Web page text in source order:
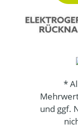
*
und ggf.